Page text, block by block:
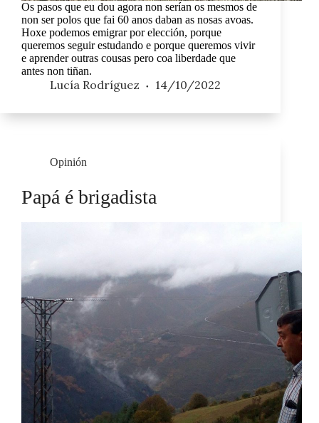
Os pasos que eu dou agora non serían os mesmos de
non ser polos que fai 60 anos daban as nosas avoas.
Hoxe podemos emigrar por elección, porque
queremos seguir estudando e porque queremos vivir
e aprender outras cousas pero coa liberdade que
antes non tiñan.
Lucía Rodríguez 14/10/2022
Opinión
Papá é brigadista